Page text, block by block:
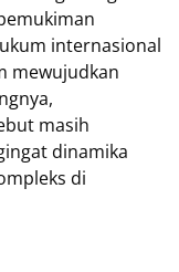
internasional
mewujudkan
masih
dinamika
di